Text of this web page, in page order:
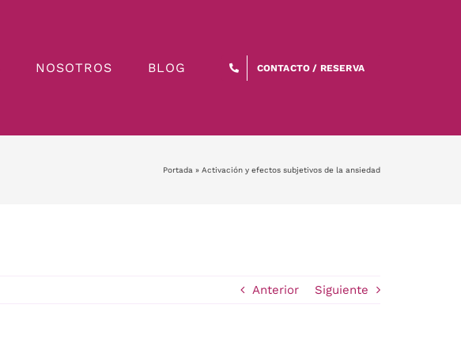
NOSOTROS BLOG CONTACTO / RESERVA
Portada » Activación y efectos subjetivos de la ansiedad
Anterior Siguiente